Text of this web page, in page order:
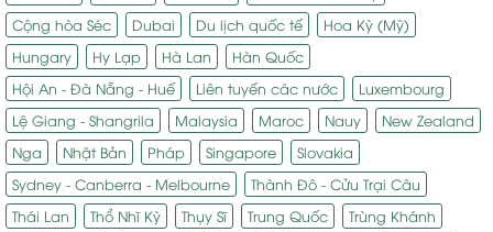
Cộng hòa Séc
Dubai Du lịch quốc tế
Hoa Kỳ (Mỹ)
Hungary
Hy Lạp Hà Lan
Hàn Quốc
Hội An - Đà Nẵng - Huế
Liên tuyến các nước
Luxembourg
Lệ Giang - Shangrila
Malaysia Maroc Nauy
New Zealand
Nga
Nhật Bản Pháp Singapore
Slovakia
Sydney - Canberra - Melbourne
Thành Đô - Cửu Trại Câu
Thái Lan
Thổ Nhĩ Kỳ Thụy Sĩ Trung Quốc
Trùng Khánh